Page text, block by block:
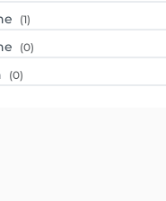
(1)
(0)
(0)